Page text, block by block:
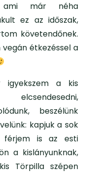
ami már néha
ez az időszak,
követendőnek.
étkezéssel a
igyekszem a kis
beszélünk
kapjuk a sok
férjem is az esti
a kislányunknak,
Törpilla szépen